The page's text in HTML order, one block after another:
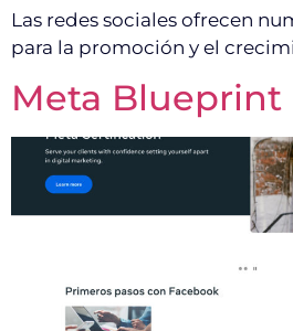
Las redes sociales ofrecen
para la promoción y el
Meta Blueprint